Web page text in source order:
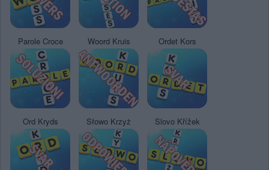
Parole Croce Woord Kruis Ordet Kors
Ord Kryds Słowo Krzyż Slovo Křížek